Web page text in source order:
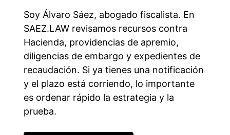
Soy Álvaro Sáez, abogado fiscalista. En
SAEZ.LAW revisamos recursos contra
Hacienda, providencias de apremio,
diligencias de embargo y expedientes de
recaudación. Si ya tienes una notificación
y el plazo está corriendo, lo importante
es ordenar rápido la estrategia y la
prueba.